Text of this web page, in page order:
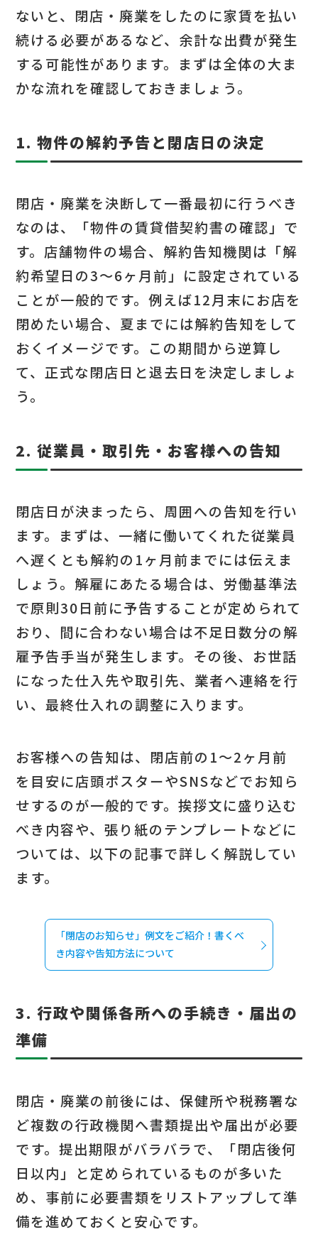
ないと、閉店・廃業をしたのに家賃を払い
続ける必要があるなど、余計な出費が発生
する可能性があります。まずは全体の大ま
かな流れを確認しておきましょう。
1. 物件の解約予告と閉店日の決定
閉店・廃業を決断して一番最初に行うべき
なのは、「物件の賃貸借契約書の確認」で
す。店舗物件の場合、解約告知機関は「解
約希望日の3〜6ヶ月前」に設定されている
ことが一般的です。例えば12月末にお店を
閉めたい場合、夏までには解約告知をして
おくイメージです。この期間から逆算し
て、正式な閉店日と退去日を決定しましょ
う。
2. 従業員・取引先・お客様への告知
閉店日が決まったら、周囲への告知を行い
ます。まずは、一緒に働いてくれた従業員
へ遅くとも解約の1ヶ月前までには伝えま
しょう。解雇にあたる場合は、労働基準法
で原則30日前に予告することが定められて
おり、間に合わない場合は不足日数分の解
雇予告手当が発生します。その後、お世話
になった仕入先や取引先、業者へ連絡を行
い、最終仕入れの調整に入ります。
お客様への告知は、閉店前の1〜2ヶ月前
を目安に店頭ポスターやSNSなどでお知ら
せするのが一般的です。挨拶文に盛り込む
べき内容や、張り紙のテンプレートなどに
ついては、以下の記事で詳しく解説してい
ます。
「閉店のお知らせ」例文をご紹介！書くべ
き内容や告知方法について
3. 行政や関係各所への手続き・届出の
準備
閉店・廃業の前後には、保健所や税務署な
ど複数の行政機関へ書類提出や届出が必要
です。提出期限がバラバラで、「閉店後何
日以内」と定められているものが多いた
め、事前に必要書類をリストアップして準
備を進めておくと安心です。